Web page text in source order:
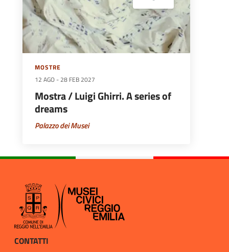
MOSTRE
12 AGO -28 FEB 2027
Mostra / Luigi Ghirri. A series of
dreams
Palazzo dei Musei
CONTATTI